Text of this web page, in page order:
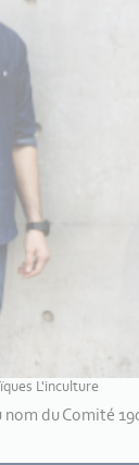
L'inculture
du Comité